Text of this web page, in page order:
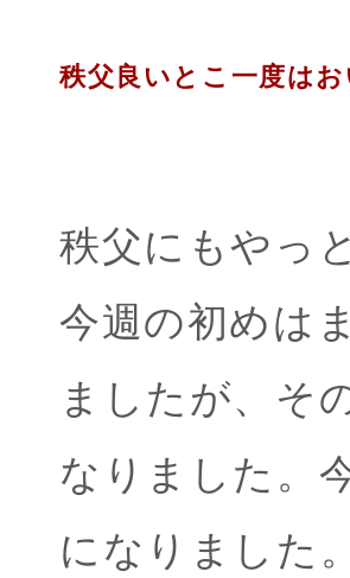
秩父良いとこ一度は
秩父にもやっ
今週の初めは
ましたが、そ
なりました。
になりました。